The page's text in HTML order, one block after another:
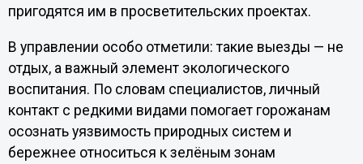
пригодятся им в просветительских проектах.
В управлении особо отметили: такие выезды — не
отдых, а важный элемент экологического
воспитания. По словам специалистов, личный
контакт с редкими видами помогает горожанам
осознать уязвимость природных систем и
бережнее относиться к зелёным зонам